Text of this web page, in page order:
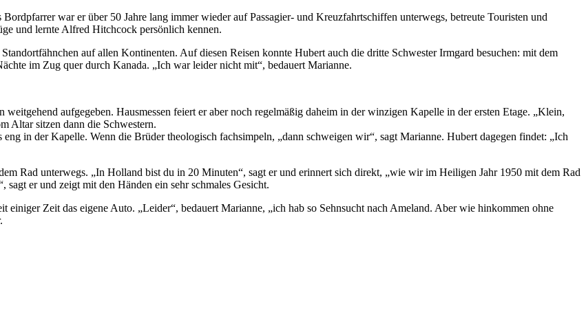
war er über 50 Jahre lang immer wieder auf Passagier- und Kreuzfahrtschiffen unterwegs, betreute Touristen und
und lernte Alfred Hitchcock persönlich kennen.
auf allen Kontinenten. Auf diesen Reisen konnte Hubert auch die dritte Schwester Irmgard besuchen: mit dem
im Zug quer durch Kanada. „Ich war leider nicht mit“, bedauert Marianne.
aufgegeben. Hausmessen feiert er aber noch regelmäßig daheim in der winzigen Kapelle in der ersten Etage. „Klein,
Altar sitzen dann die Schwestern.
in der Kapelle. Wenn die Brüder theologisch fachsimpeln, „dann schweigen wir“, sagt Marianne. Hubert dagegen findet: „Ich
Rad unterwegs. „In Holland bist du in 20 Minuten“, sagt er und erinnert sich direkt, „wie wir im Heiligen Jahr 1950 mit dem Rad
er und zeigt mit den Händen ein sehr schmales Gesicht.
einiger Zeit das eigene Auto. „Leider“, bedauert Marianne, „ich hab so Sehnsucht nach Ameland. Aber wie hinkommen ohne